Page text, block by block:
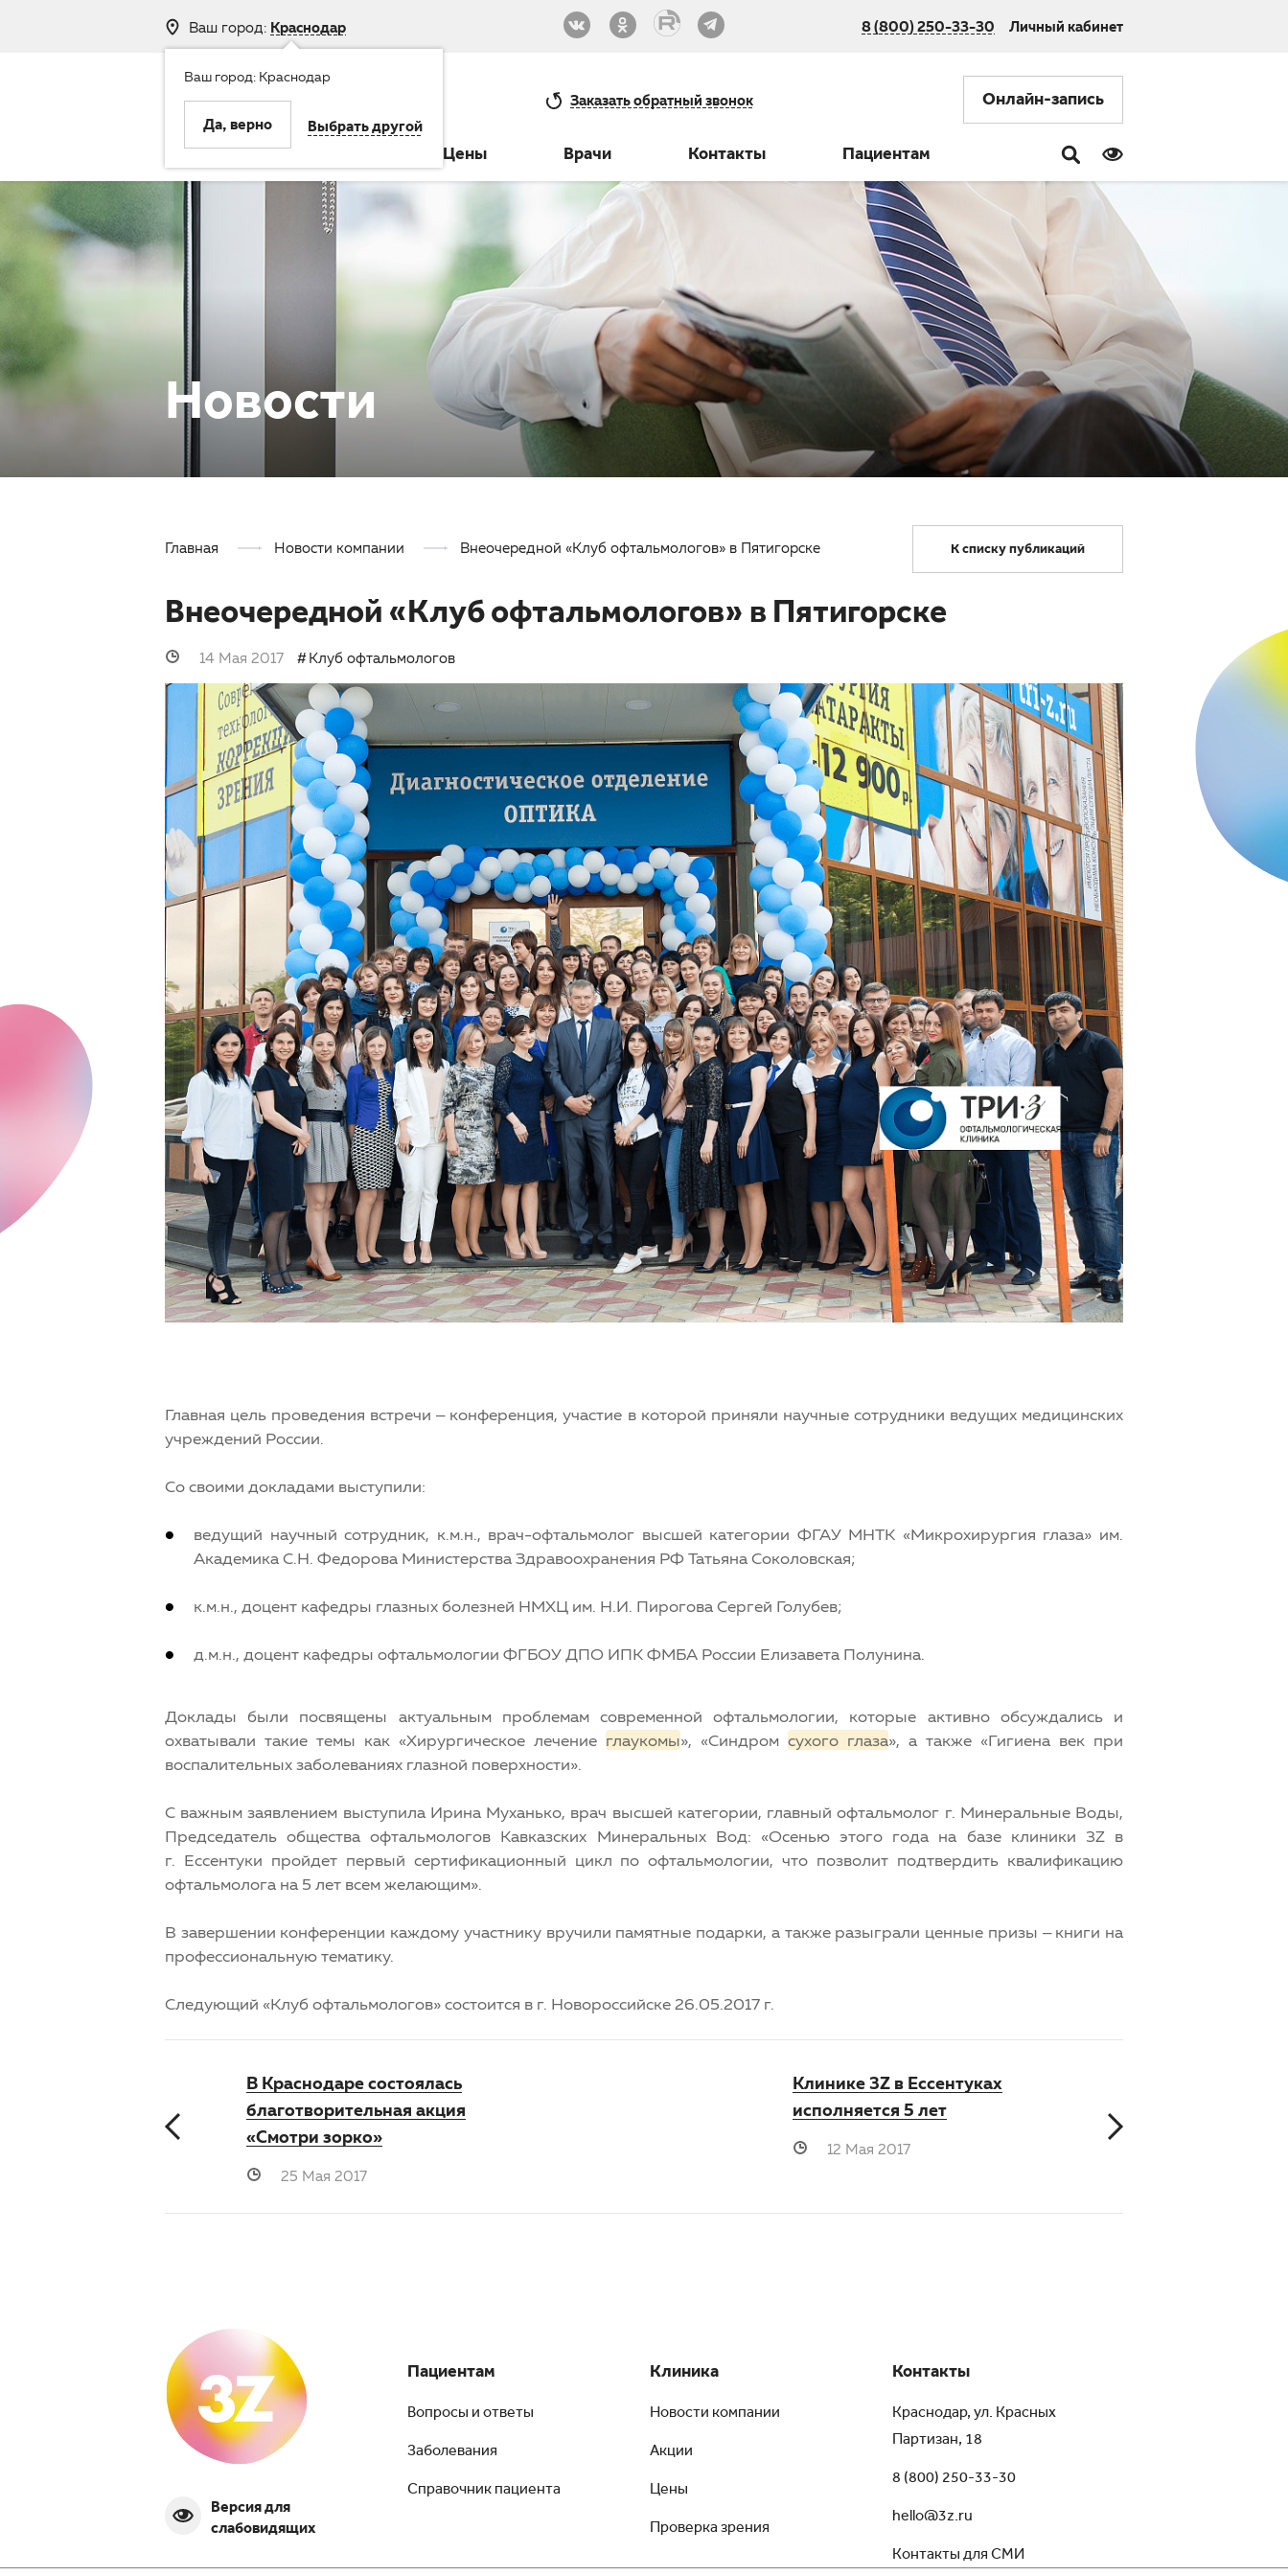
Ваш город: Краснодар
Ваш город: Краснодар
Да, верно Выбрать другой
8 (800) 250-33-30 Личный кабинет
Заказатьобратный звонок Онлайн-запись
Цены Врачи Контакты Пациентам
Новости
Главная Новости компании Внеочередной «Клуб офтальмологов» в Пятигорске К списку публикаций
Внеочередной «Клуб офтальмологов» в Пятигорске
14 Мая 2017 Клуб офтальмологов
Главная цель проведения встречи – конференция, участие в которой приняли научные сотрудники ведущих медицинских
учреждений России.
Со своими докладами выступили:
ведущий научный сотрудник, к.м.н., врач-офтальмолог высшей категории ФГАУ МНТК «Микрохирургия глаза» им.
Академика С.Н. Федорова Министерства Здравоохранения РФ Татьяна Соколовская;
к.м.н., доцент кафедры глазных болезней НМХЦ им. Н.И. Пирогова Сергей Голубев;
д.м.н., доцент кафедры офтальмологии ФГБОУ ДПО ИПК ФМБА России Елизавета Полунина.
Доклады были посвящены актуальным проблемам современной офтальмологии, которые активно обсуждались и
охватывали такие темы как «Хирургическое лечение глаукомы», «Синдром сухого глаза», а также «Гигиена век при
воспалительных заболеваниях глазной поверхности».
С важным заявлением выступила Ирина Муханько, врач высшей категории, главный офтальмолог г. Минеральные Воды,
Председатель общества офтальмологов Кавказских Минеральных Вод: «Осенью этого года на базе клиники 3Z в
г. Ессентуки пройдет первый сертификационный цикл по офтальмологии, что позволит подтвердить квалификацию
офтальмолога на 5 лет всем желающим».
В завершении конференции каждому участнику вручили памятные подарки, а также разыграли ценные призы – книги на
профессиональную тематику.
Следующий «Клуб офтальмологов» состоится в г. Новороссийске 26.05.2017 г.
В Краснодаре состоялась
благотворительная акция
«Смотри зорко»
25 Мая 2017
Клинике 3Z в Ессентуках
исполняется 5 лет
12 Мая 2017
Версия для
слабовидящих
Пациентам
Вопросы и ответы
Заболевания
Справочник пациента
Клиника
Новости компании
Акции
Цены
Проверка зрения
Контакты
Краснодар, ул. Красных
Партизан, 18
8 (800) 250-33-30
hello@3z.ru
Контакты для СМИ